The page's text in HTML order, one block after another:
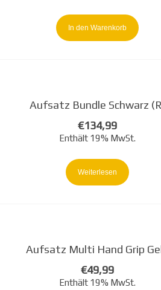
In den Warenkorb
Aufsatz Bundle Schwarz
€134,99
Enthält 19% MwSt.
Weiterlesen
Aufsatz Multi Hand Grip
€49,99
Enthält 19% MwSt.